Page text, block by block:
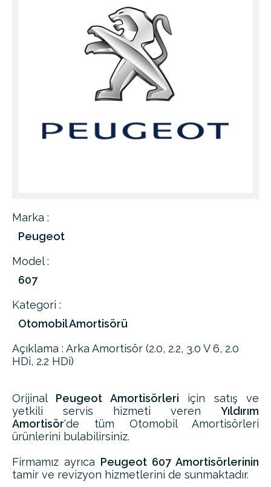
Marka :
Peugeot
Model :
607
Kategori :
Otomobil Amortisörü
Açıklama : Arka Amortisör (2.0, 2.2, 3.0 V 6, 2.0
HDi, 2.2 HDi)
Orijinal Peugeot Amortisörleri için satış ve
yetkili servis hizmeti veren Yıldırım
Amortisör'de tüm Otomobil Amortisörleri
ürünlerini bulabilirsiniz.
Firmamız ayrıca Peugeot 607 Amortisörlerinin
tamir ve revizyon hizmetlerini de sunmaktadır.